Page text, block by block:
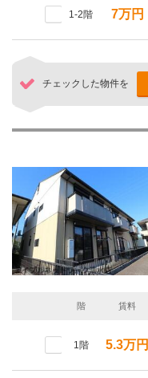
1-2階 7万円
チェックした物件を
階 賃料
1階 5.3万円